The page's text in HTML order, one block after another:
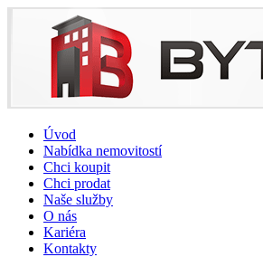
Úvod
Nabídka nemovitostí
Chci koupit
Chci prodat
Naše služby
O nás
Kariéra
Kontakty